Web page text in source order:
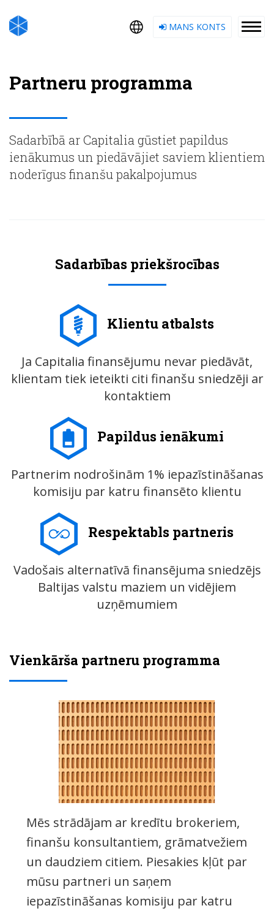
MANS KONTS
Partneru programma
Sadarbībā ar Capitalia gūstiet papildus
ienākumus un piedāvājiet saviem klientiem
noderīgus finanšu pakalpojumus
Sadarbības priekšrocības
Klientu atbalsts
Ja Capitalia finansējumu nevar piedāvāt,
klientam tiek ieteikti citi finanšu sniedzēji ar
kontaktiem
Papildus ienākumi
Partnerim nodrošinām 1% iepazīstināšanas
komisiju par katru finansēto klientu
Respektabls partneris
Vadošais alternatīvā finansējuma sniedzējs
Baltijas valstu maziem un vidējiem
uzņēmumiem
Vienkārša partneru programma
Mēs strādājam ar kredītu brokeriem,
finanšu konsultantiem, grāmatvežiem
un daudziem citiem. Piesakies kļūt par
mūsu partneri un saņem
iepazīstināšanas komisiju par katru